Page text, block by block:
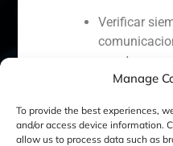
Manage
To provide the best experiences,
and/or access device information.
allow us to process data such as
Portugal
Verificar
nuestros
No facilitar
sobre la
Reportar